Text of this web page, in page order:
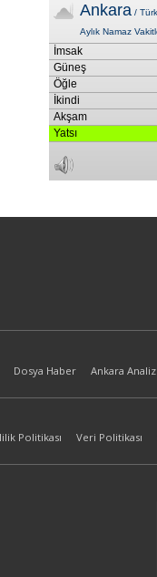
Dosya Haber Ankara Analiz
Politikası Veri Politikası